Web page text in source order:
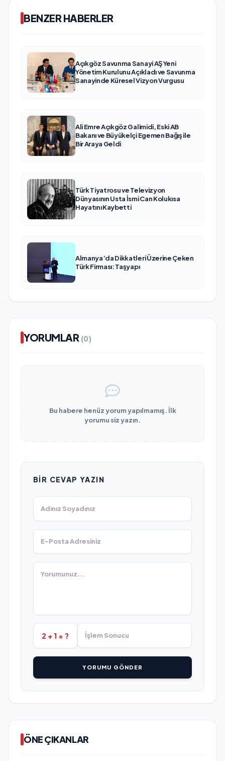
BENZER HABERLER
Açıkgöz Savunma Sanayi AŞ Yeni
Yönetim Kurulunu Açıkladı ve Savunma
Sanayinde Küresel Vizyon Vurgusu
Ali Emre Açıkgöz Galimidi, Eski AB
Bakanı ve Büyükelçi Egemen Bağış ile
Bir Araya Geldi
Türk Tiyatrosu ve Televizyon
Dünyasının Usta İsmi Can Kolukısa
Hayatını Kaybetti
Almanya’da Dikkatleri Üzerine Çeken
Türk Firması: Taşyapı
YORUMLAR (0)
Bu habere henüz yorum yapılmamış. İlk
yorumu siz yazın.
BIR CEVAP YAZIN
2 + 1 = ?
YORUMU GÖNDER
ÖNE ÇIKANLAR